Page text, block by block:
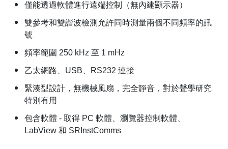
僅能透過軟體進行遠端控制（無內建顯示器）
雙參考和雙諧波檢測允許同時測量兩個不同頻率的訊
號
頻率範圍 250 kHz 至 1 mHz
乙太網路、 USB RS232 連接
緊湊型設計，無機械風扇，完全靜音，對於聲學研究
特別有用
包含軟體 - 取得 PC 軟體、瀏覽器控制軟體、
LabView 和 SRInstComms